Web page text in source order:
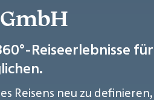
Reiseerlebnisse
Reisens neu zu